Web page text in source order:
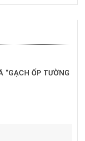
“GẠCH ỐP TƯỜNG